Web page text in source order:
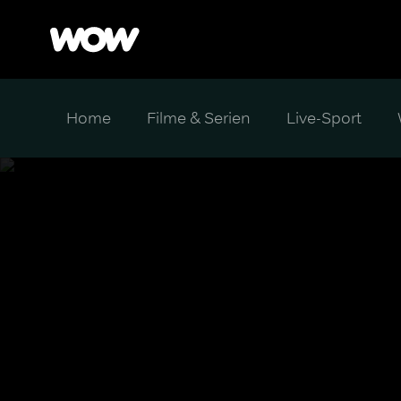
Home Filme & Serien Live-Sport